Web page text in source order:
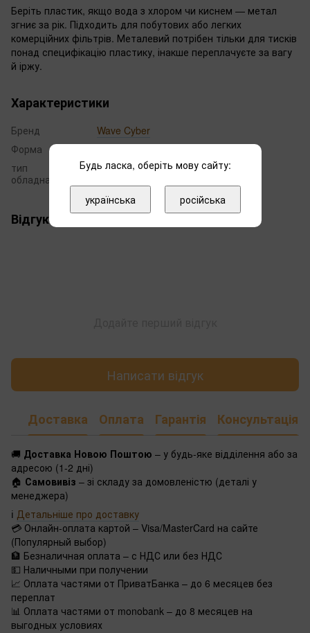
Беріть пластик, якщо вода з хлором чи киснем — метал
згниє за рік. Підходить для побутових або легких
комерційних фільтрів. Металевий потрібен тільки для тисків
понад специфікацію пластику, інакше переплачуєте за вагу
й іржу.
Характеристики
Бренд
Wave Cyber
Форма
тип
обладнання
баллон
Відгуки
Написати відгук
Доставка Оплата Гарантія Консультація
🚚 Доставка Новою Поштою – у будь-яке відділення або за
адресою (1-2 дні)
🏠 Самовивіз – зі складу за домовленістю (деталі у
менеджера)
ℹ️ Детальніше про доставку
💳 Онлайн-оплата картой – Visa/MasterCard на сайте
(Популярный выбор)
🏦 Безналичная оплата – с НДС или без НДС
💵 Наличными при получении
📈 Оплата частями от ПриватБанка – до 6 месяцев без
переплат
📊 Оплата частями от monobank – до 8 месяцев на
выгодных условиях
Будь ласка, оберіть мову сайту:
українська російська